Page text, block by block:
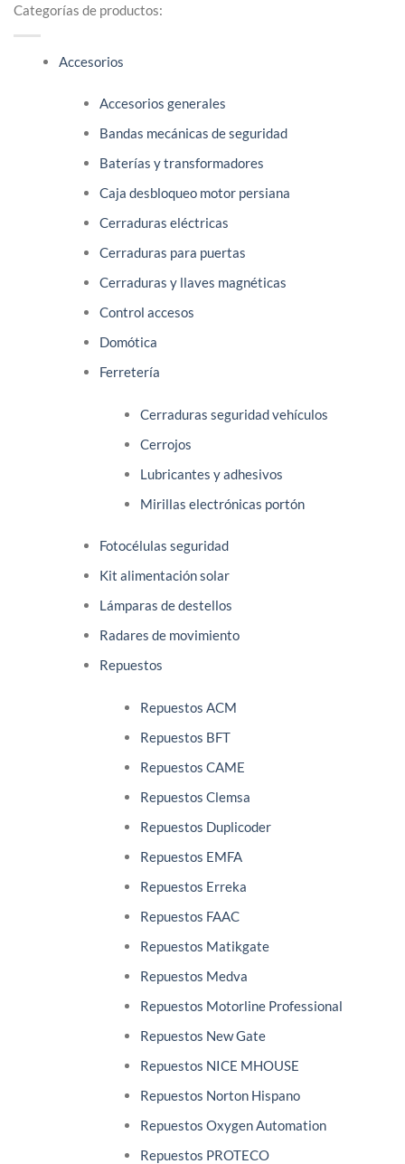
Categorías de productos:
Accesorios
Accesorios generales
Bandas mecánicas de seguridad
Baterías y transformadores
Caja desbloqueo motor persiana
Cerraduras eléctricas
Cerraduras para puertas
Cerraduras y llaves magnéticas
Control accesos
Domótica
Ferretería
Cerraduras seguridad vehículos
Cerrojos
Lubricantes y adhesivos
Mirillas electrónicas portón
Fotocélulas seguridad
Kit alimentación solar
Lámparas de destellos
Radares de movimiento
Repuestos
Repuestos ACM
Repuestos BFT
Repuestos CAME
Repuestos Clemsa
Repuestos Duplicoder
Repuestos EMFA
Repuestos Erreka
Repuestos FAAC
Repuestos Matikgate
Repuestos Medva
Repuestos Motorline Professional
Repuestos New Gate
Repuestos NICE MHOUSE
Repuestos Norton Hispano
Repuestos Oxygen Automation
Repuestos PROTECO